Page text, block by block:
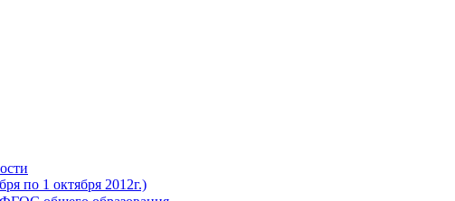
по 1 октября 2012г.)